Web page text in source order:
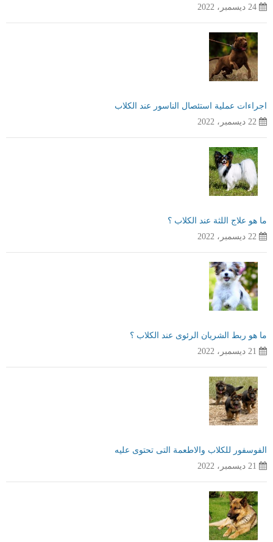
24 ديسمبر، 2022
اجراءات عملية استئصال الناسور عند الكلاب
22 ديسمبر، 2022
ما هو علاج اللثة عند الكلاب ؟
22 ديسمبر، 2022
ما هو ربط الشريان الرئوى عند الكلاب ؟
21 ديسمبر، 2022
الفوسفور للكلاب والاطعمة التى تحتوى عليه
21 ديسمبر، 2022